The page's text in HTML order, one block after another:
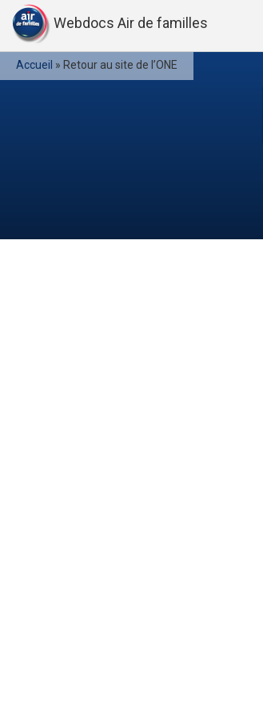
Webdocs Air de familles
Accueil » Retour au site de l’ONE